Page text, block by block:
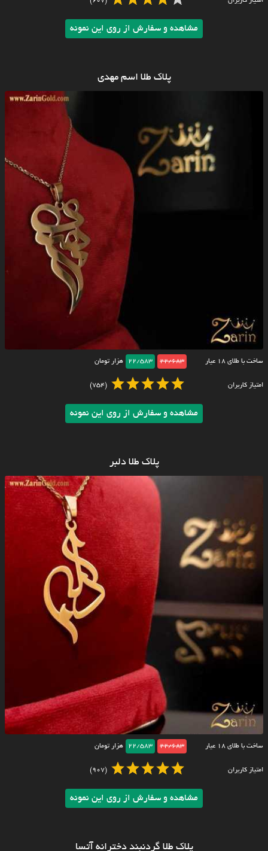
مشاهده و سفارش از روی این نمونه
پلاک طلا اسم مهدی
ساخت با طلای ۱۸ عیار 22/683
22/583 هزار تومان
امتیاز کاربران (754)
مشاهده و سفارش از روی این نمونه
پلاک طلا دلبر
ساخت با طلای ۱۸ عیار 22/683
22/583 هزار تومان
امتیاز کاربران (907)
مشاهده و سفارش از روی این نمونه
پلاک طلا گردنبند دخترانه آتسا